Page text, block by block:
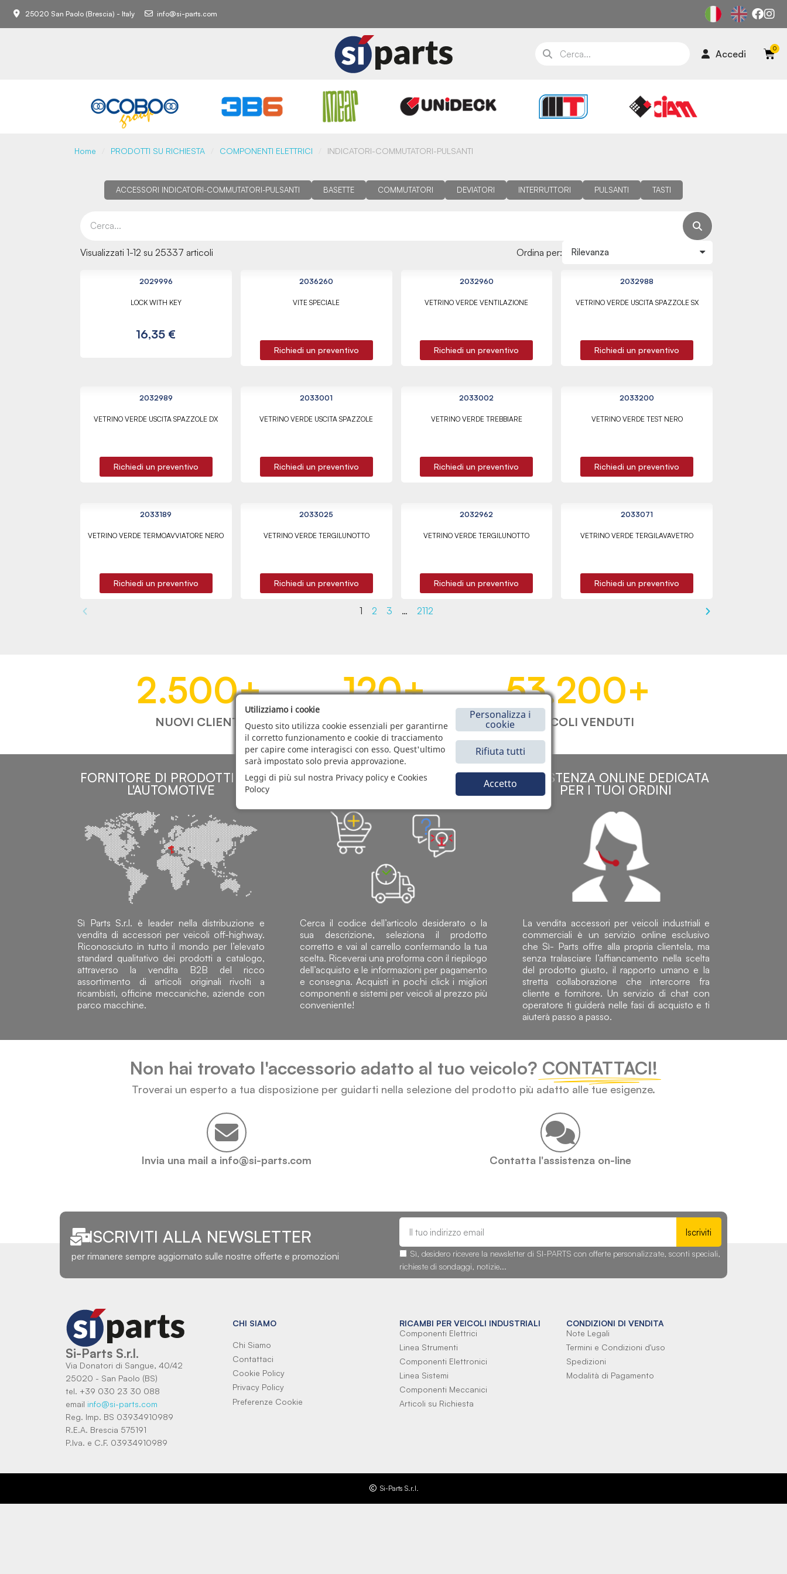
25020 San Paolo (Brescia) - Italy info@si-parts.com
Accedi
Home PRODOTTI SU RICHIESTA COMPONENTI ELETTRICI INDICATORI-COMMUTATORI-PULSANTI
ACCESSORI INDICATORI-COMMUTATORI-PULSANTI BASETTE COMMUTATORI DEVIATORI INTERRUTTORI PULSANTI TASTI
Visualizzati 1-12 su 25337 articoli Ordina per:
2029996
LOCK WITH KEY
16,35 €
2036260
VITE SPECIALE
Richiedi un preventivo
2032960
VETRINO VERDE VENTILAZIONE
Richiedi un preventivo
2032988
VETRINO VERDE USCITA SPAZZOLE SX
Richiedi un preventivo
2032989
VETRINO VERDE USCITA SPAZZOLE DX
Richiedi un preventivo
2033001
VETRINO VERDE USCITA SPAZZOLE
Richiedi un preventivo
2033002
VETRINO VERDE TREBBIARE
Richiedi un preventivo
2033200
VETRINO VERDE TEST NERO
Richiedi un preventivo
2033189
VETRINO VERDE TERMOAVVIATORE NERO
Richiedi un preventivo
2033025
VETRINO VERDE TERGILUNOTTO
Richiedi un preventivo
2032962
VETRINO VERDE TERGILUNOTTO
Richiedi un preventivo
2033071
VETRINO VERDE TERGILAVAVETRO
Richiedi un preventivo
1 2 3 … 2112
2.500+
NUOVI CLIENTI
120+
PAESI RAGGIUNTI
53.200+
ARTICOLI VENDUTI
FORNITORE DI PRODOTTI PER
L'AUTOMOTIVE
Sì Parts S.r.l. è leader nella distribuzione e
vendita di accessori per veicoli off-highway.
Riconosciuto in tutto il mondo per l’elevato
standard qualitativo dei prodotti a catalogo,
attraverso la vendita B2B del ricco
assortimento di articoli originali rivolti a
ricambisti, officine meccaniche, aziende con
parco macchine.
SERVIZIO ONLINE CHIARO,
Cerca il codice dell’articolo desiderato o la
sua descrizione, seleziona il prodotto
corretto e vai al carrello confermando la tua
scelta. Riceverai una proforma con il riepilogo
dell’acquisto e le informazioni per pagamento
e consegna. Acquisti in pochi click i migliori
componenti e sistemi per veicoli al prezzo più
conveniente!
ASSISTENZA ONLINE DEDICATA
PER I TUOI ORDINI
La vendita accessori per veicoli industriali e
commerciali è un servizio online esclusivo
che Sì- Parts offre alla propria clientela, ma
senza tralasciare l’affiancamento nella scelta
del prodotto giusto, il rapporto umano e la
stretta collaborazione che intercorre fra
cliente e fornitore. Un servizio di chat con
operatore ti guiderà nelle fasi di acquisto e ti
aiuterà passo a passo.
Non hai trovato l'accessorio adatto al tuo veicolo? CONTATTACI!
Troverai un esperto a tua disposizione per guidarti nella selezione del prodotto più adatto alle tue esigenze.
Invia una mail a info@si-parts.com Contatta l'assistenza on-line
ISCRIVITI ALLA NEWSLETTER
per rimanere sempre aggiornato sulle nostre offerte e promozioni
Iscriviti
Sì, desidero ricevere la newsletter di SI-PARTS con offerte personalizzate, sconti speciali,
richieste di sondaggi, notizie...
Si-Parts S.r.l.
Via Donatori di Sangue, 40/42
25020 - San Paolo (BS)
tel. +39 030 23 30 088
email info@si-parts.com
Reg. Imp. BS 03934910989
R.E.A. Brescia 575191
P.Iva. e C.F. 03934910989
CHI SIAMO
Chi Siamo
Contattaci
Cookie Policy
Privacy Policy
Preferenze Cookie
RICAMBI PER VEICOLI INDUSTRIALI
Componenti Elettrici
Linea Strumenti
Componenti Elettronici
Linea Sistemi
Componenti Meccanici
Articoli su Richiesta
CONDIZIONI DI VENDITA
Note Legali
Termini e Condizioni d'uso
Spedizioni
Modalità di Pagamento
Si-Parts S.r.l.
Utilizziamo i cookie
Questo sito utilizza cookie essenziali per garantirne
il corretto funzionamento e cookie di tracciamento
per capire come interagisci con esso. Quest'ultimo
sarà impostato solo previa approvazione.
Leggi di più sul nostra Privacy policy e Cookies
Polocy
Personalizza i
cookie
Rifiuta tutti
Accetto